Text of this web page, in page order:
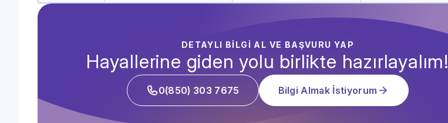
DETAYLI BİLGİ AL VE BAŞVURU YAP
Hayallerine giden yolu birlikte hazırlayalım!
0(850) 303 7675 Bilgi Almak İstiyorum